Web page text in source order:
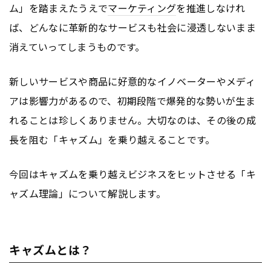
ム」を踏まえたうえでマーケティングを推進しなけれ
ば、どんなに革新的なサービスも社会に浸透しないまま
消えていってしまうものです。
新しいサービスや商品に好意的なイノベーターやメディ
アは影響力があるので、初期段階で爆発的な勢いが生ま
れることは珍しくありません。大切なのは、その後の成
長を阻む「キャズム」を乗り越えることです。
今回はキャズムを乗り越えビジネスをヒットさせる「キ
ャズム理論」について解説します。
キャズムとは？